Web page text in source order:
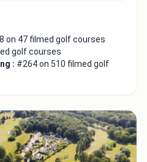
on 47 filmed golf courses
golf courses
: #264 on 510 filmed golf